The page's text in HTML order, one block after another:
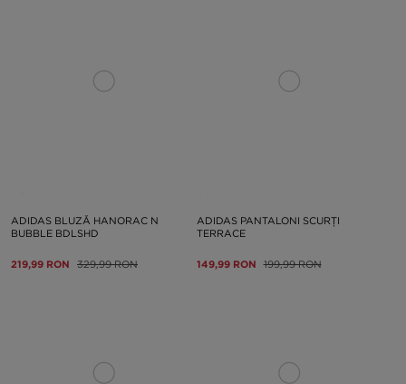
ADIDAS BLUZĂ HANORAC N
BUBBLE BDLSHD
219,99 RON 329,99 RON
ADIDAS PANTALONI SCURȚI
TERRACE
149,99 RON 199,99 RON